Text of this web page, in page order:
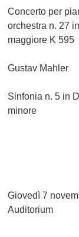
Concerto per
orchestra n. 27
maggiore K 595
Gustav Mahler
Sinfonia n. 5 in
minore
Giovedì 7
Auditorium